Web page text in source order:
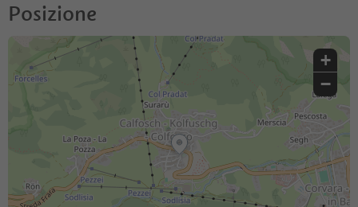
Posizione
+
−